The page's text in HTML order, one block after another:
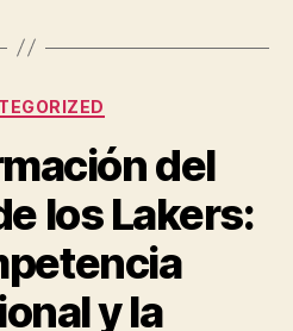
Categorías
del
los Lakers:
y la